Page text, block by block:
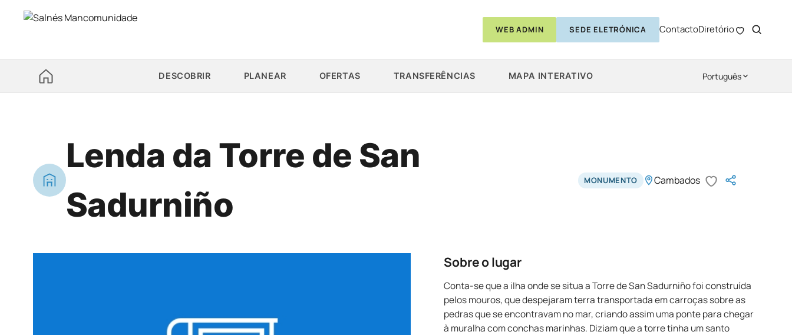
WEB ADMIN SEDE ELETRÓNICA ContactoDiretório
DESCOBRIR PLANEAR OFERTAS TRANSFERÊNCIAS MAPA INTERATIVO Português
Lenda da Torre de San
Sadurniño
MONUMENTO Cambados
Sobre o lugar
Conta-se que a ilha onde se situa a Torre de San Sadurniño foi construída
pelos mouros, que despejaram terra transportada em carroças sobre as
pedras que se encontravam no mar, criando assim uma ponte para chegar
à muralha com conchas marinhas. Diziam que a torre tinha um santo